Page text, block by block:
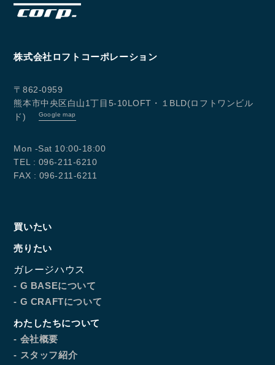
株式会社ロフトコーポレーション
〒862-0959
熊本市中央区白山1丁目5-10LOFT・１BLD(ロフトワンビル
ド)
Google map
Mon -Sat 10:00-18:00
TEL : 096-211-6210
FAX : 096-211-6211
買いたい
売りたい
ガレージハウス
- G BASEについて
- G CRAFTについて
わたしたちについて
- 会社概要
- スタッフ紹介